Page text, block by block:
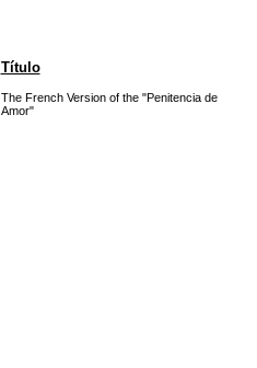
Título
The French Version of the "Penitencia de
Amor"